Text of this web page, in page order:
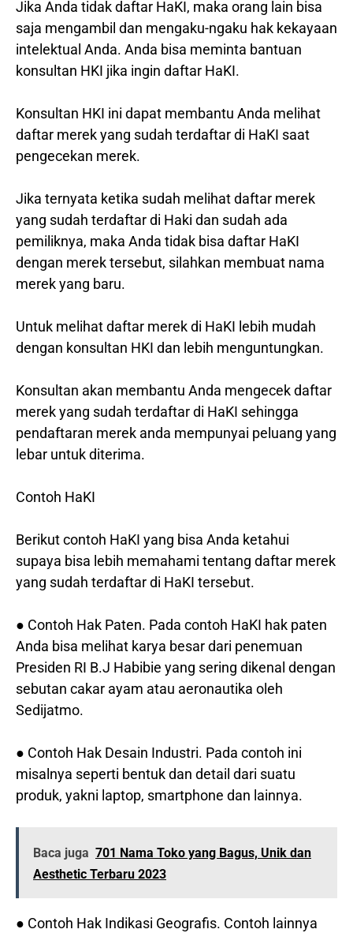
Jika Anda tidak daftar HaKI, maka orang lain bisa
saja mengambil dan mengaku-ngaku hak kekayaan
intelektual Anda. Anda bisa meminta bantuan
konsultan HKI jika ingin daftar HaKI.
Konsultan HKI ini dapat membantu Anda melihat
daftar merek yang sudah terdaftar di HaKI saat
pengecekan merek.
Jika ternyata ketika sudah melihat daftar merek
yang sudah terdaftar di Haki dan sudah ada
pemiliknya, maka Anda tidak bisa daftar HaKI
dengan merek tersebut, silahkan membuat nama
merek yang baru.
Untuk melihat daftar merek di HaKI lebih mudah
dengan konsultan HKI dan lebih menguntungkan.
Konsultan akan membantu Anda mengecek daftar
merek yang sudah terdaftar di HaKI sehingga
pendaftaran merek anda mempunyai peluang yang
lebar untuk diterima.
Contoh HaKI
Berikut contoh HaKI yang bisa Anda ketahui
supaya bisa lebih memahami tentang daftar merek
yang sudah terdaftar di HaKI tersebut.
● Contoh Hak Paten. Pada contoh HaKI hak paten
Anda bisa melihat karya besar dari penemuan
Presiden RI B.J Habibie yang sering dikenal dengan
sebutan cakar ayam atau aeronautika oleh
Sedijatmo.
● Contoh Hak Desain Industri. Pada contoh ini
misalnya seperti bentuk dan detail dari suatu
produk, yakni laptop, smartphone dan lainnya.
Baca juga 701 Nama Toko yang Bagus, Unik dan
Aesthetic Terbaru 2023
● Contoh Hak Indikasi Geografis. Contoh lainnya